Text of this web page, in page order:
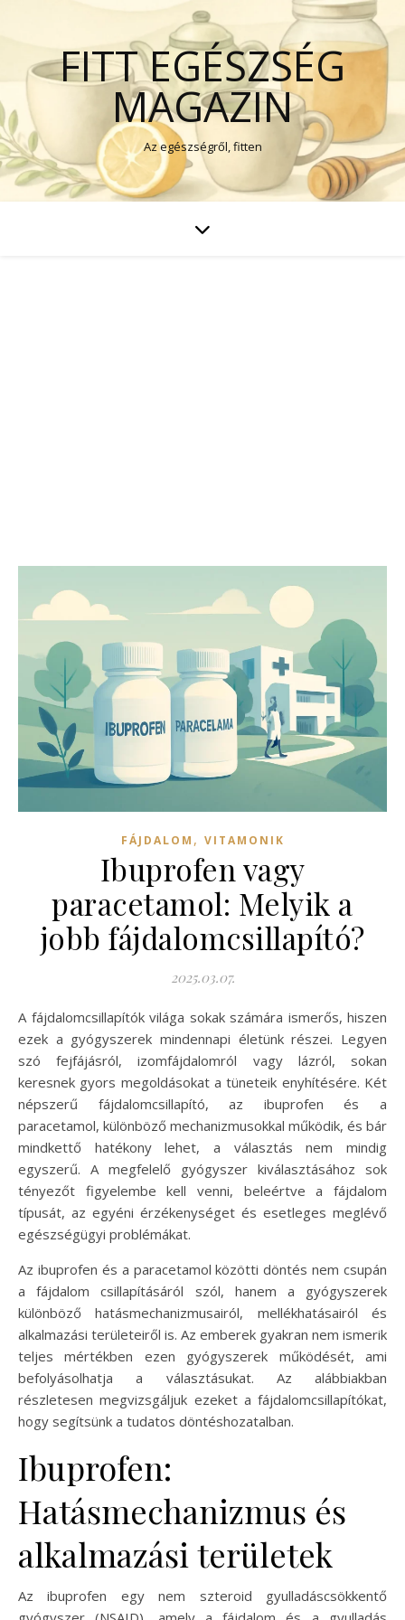
FITT EGÉSZSÉG
MAGAZIN
Az egészségről, fitten
FÁJDALOM , VITAMONIK
Ibuprofen vagy
paracetamol: Melyik a
jobb fájdalomcsillapító?
2025.03.07.
A fájdalomcsillapítók világa sokak számára ismerős, hiszen
ezek a gyógyszerek mindennapi életünk részei. Legyen
szó fejfájásról, izomfájdalomról vagy lázról, sokan
keresnek gyors megoldásokat a tüneteik enyhítésére. Két
népszerű fájdalomcsillapító, az ibuprofen és a
paracetamol, különböző mechanizmusokkal működik, és bár
mindkettő hatékony lehet, a választás nem mindig
egyszerű. A megfelelő gyógyszer kiválasztásához sok
tényezőt figyelembe kell venni, beleértve a fájdalom
típusát, az egyéni érzékenységet és esetleges meglévő
egészségügyi problémákat.
Az ibuprofen és a paracetamol közötti döntés nem csupán
a fájdalom csillapításáról szól, hanem a gyógyszerek
különböző hatásmechanizmusairól, mellékhatásairól és
alkalmazási területeiről is. Az emberek gyakran nem ismerik
teljes mértékben ezen gyógyszerek működését, ami
befolyásolhatja a választásukat. Az alábbiakban
részletesen megvizsgáljuk ezeket a fájdalomcsillapítókat,
hogy segítsünk a tudatos döntéshozatalban.
Ibuprofen:
Hatásmechanizmus és
alkalmazási területek
Az ibuprofen egy nem szteroid gyulladáscsökkentő